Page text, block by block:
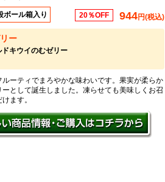
ボール箱入り 20％OFF 944円(税込)
ー
ドキウイのむゼリー
ルーティでまろやかな味わいです。果実が柔らか
ーとして誕生しました。凍らせても美味しくお召
ます。